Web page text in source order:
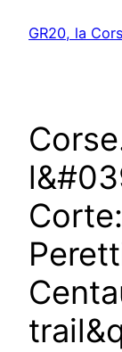
GR20, la